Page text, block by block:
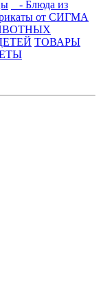
- Блюда из
от СИГМА
ТОВАРЫ